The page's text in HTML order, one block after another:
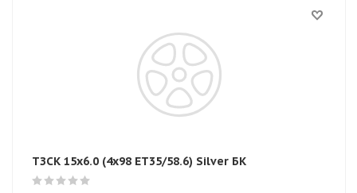
ТЗСК 15x6.0 (4x98 ET35/58.6) Silver БК